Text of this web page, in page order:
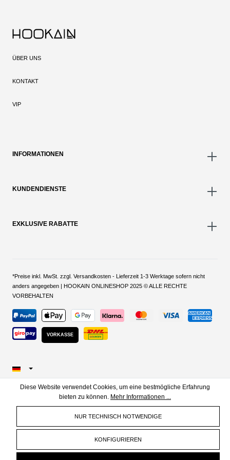
ÜBER UNS
KONTAKT
VIP
INFORMATIONEN
KUNDENDIENSTE
EXKLUSIVE RABATTE
*Preise inkl. MwSt. zzgl. Versandkosten - Lieferzeit 1-3 Werktage sofern nicht
anders angegeben | HOOKAIN ONLINESHOP 2025 © ALLE RECHTE
VORBEHALTEN
VORKASSE
Diese Website verwendet Cookies, um eine bestmögliche Erfahrung
bieten zu können. Mehr Informationen ...
NUR TECHNISCH NOTWENDIGE
KONFIGURIEREN